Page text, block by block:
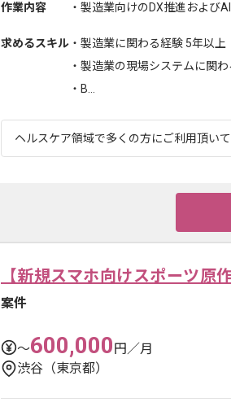
作業内容 ・製造業向けのDX推進および
求めるスキル ・製造業に関わる経験 5年以上
・製造業の現場システムに関
・B...
ヘルスケア領域で多くの方にご利用頂い
【新規スマホ向けスポーツ原
案件
〜600,000円／月
渋谷（東京都）